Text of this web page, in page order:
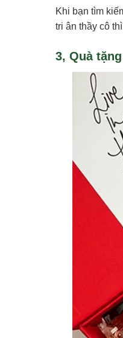
Khi bạn tìm
tri ân thầy cô
3, Quà